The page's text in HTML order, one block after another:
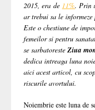
2015, era de 11%. Prin
ar trebui sa le
Este o chestiune de
femeilor si pentru
se sarbatoresteZiua
dedica intreaga luna
aici acest articol, cu
riscurile avortului.
Noiembrie este luna de